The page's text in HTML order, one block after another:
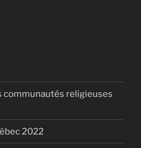
communautés religieuses
2022